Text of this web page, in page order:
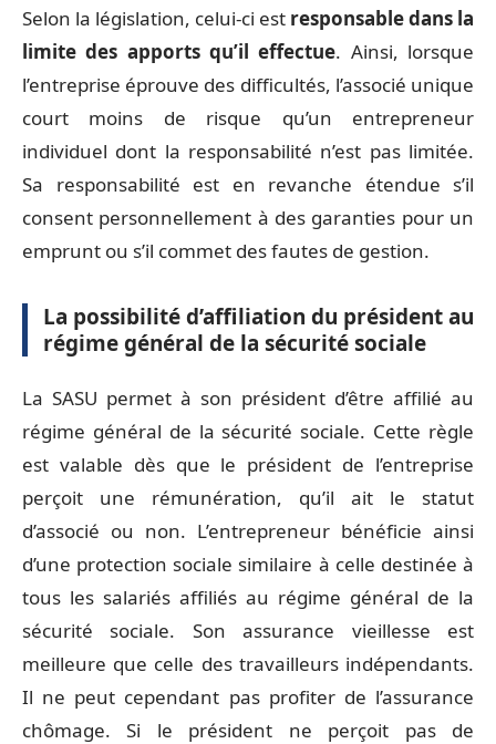
Selon la législation, celui-ci est responsable dans la
limite des apports qu’il effectue. Ainsi, lorsque
l’entreprise éprouve des difficultés, l’associé unique
court moins de risque qu’un entrepreneur
individuel dont la responsabilité n’est pas limitée.
Sa responsabilité est en revanche étendue s’il
consent personnellement à des garanties pour un
emprunt ou s’il commet des fautes de gestion.
La possibilité d’affiliation du président au
régime général de la sécurité sociale
La SASU permet à son président d’être affilié au
régime général de la sécurité sociale. Cette règle
est valable dès que le président de l’entreprise
perçoit une rémunération, qu’il ait le statut
d’associé ou non. L’entrepreneur bénéficie ainsi
d’une protection sociale similaire à celle destinée à
tous les salariés affiliés au régime général de la
sécurité sociale. Son assurance vieillesse est
meilleure que celle des travailleurs indépendants.
Il ne peut cependant pas profiter de l’assurance
chômage. Si le président ne perçoit pas de